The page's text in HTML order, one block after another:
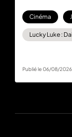
abonnement.
Cinéma
Lucky Luke :
Publié le 06/08/2026